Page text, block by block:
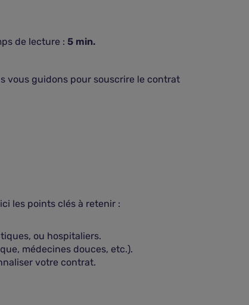
de lecture : 5 min.
vous guidons pour souscrire le contrat
les points clés à retenir :
ou hospitaliers.
médecines douces, etc.).
votre contrat.